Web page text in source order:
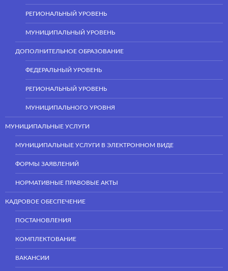
РЕГИОНАЛЬНЫЙ УРОВЕНЬ
МУНИЦИПАЛЬНЫЙ УРОВЕНЬ
ДОПОЛНИТЕЛЬНОЕ ОБРАЗОВАНИЕ
ФЕДЕРАЛЬНЫЙ УРОВЕНЬ
РЕГИОНАЛЬНЫЙ УРОВЕНЬ
МУНИЦИПАЛЬНОГО УРОВНЯ
МУНИЦИПАЛЬНЫЕ УСЛУГИ
МУНИЦИПАЛЬНЫЕ УСЛУГИ В ЭЛЕКТРОННОМ ВИДЕ
ФОРМЫ ЗАЯВЛЕНИЙ
НОРМАТИВНЫЕ ПРАВОВЫЕ АКТЫ
КАДРОВОЕ ОБЕСПЕЧЕНИЕ
ПОСТАНОВЛЕНИЯ
КОМПЛЕКТОВАНИЕ
ВАКАНСИИ